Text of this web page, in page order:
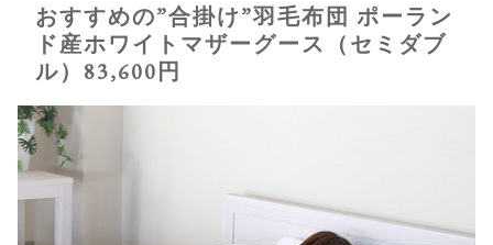
おすすめの”合掛け”羽毛布団 ポーラン
ド産ホワイトマザーグース（セミダブ
ル）83,600円